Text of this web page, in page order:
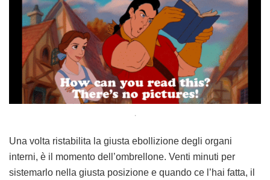
.
Una volta ristabilita la giusta ebollizione degli organi
interni, è il momento dell’ombrellone. Venti minuti per
sistemarlo nella giusta posizione e quando ce l’hai fatta, il